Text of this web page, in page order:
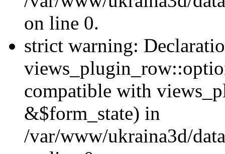
on line 0.
strict warning:
compatible with
&$form_state) in
/var/www/ukraina3d/